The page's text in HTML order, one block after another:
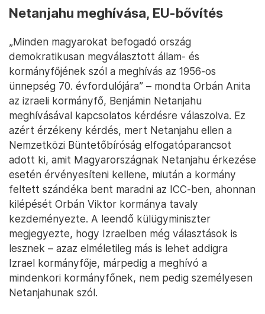
Netanjahu meghívása, EU-bővítés
„Minden magyarokat befogadó ország
demokratikusan megválasztott állam- és
kormányfőjének szól a meghívás az 1956-os
ünnepség 70. évfordulójára” – mondta Orbán Anita
az izraeli kormányfő, Benjámin Netanjahu
meghívásával kapcsolatos kérdésre válaszolva. Ez
azért érzékeny kérdés, mert Netanjahu ellen a
Nemzetközi Büntetőbíróság elfogatóparancsot
adott ki, amit Magyarországnak Netanjahu érkezése
esetén érvényesíteni kellene, miután a kormány
feltett szándéka bent maradni az ICC-ben, ahonnan
kilépését Orbán Viktor kormánya tavaly
kezdeményezte. A leendő külügyminiszter
megjegyezte, hogy Izraelben még választások is
lesznek – azaz elméletileg más is lehet addigra
Izrael kormányfője, márpedig a meghívó a
mindenkori kormányfőnek, nem pedig személyesen
Netanjahunak szól.